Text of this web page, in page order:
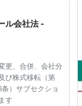
ル会社法 -
更、合併、会社分
び株式移転（第
）サブセクショ
す